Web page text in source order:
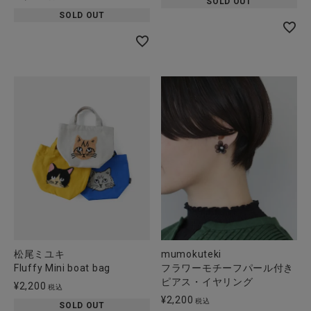
SOLD OUT
松尾ミユキ
Fluffy Mini boat bag
¥2,200 税込
SOLD OUT
mumokuteki
フラワーモチーフパール付き
ピアス・イヤリング
¥2,200 税込